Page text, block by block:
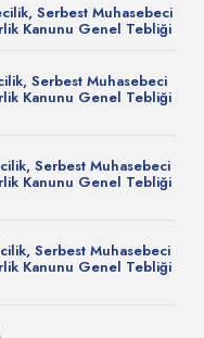
Serbest Muhasebeci
Kanunu Genel Tebliği
Serbest Muhasebeci
Kanunu Genel Tebliği
Serbest Muhasebeci
Kanunu Genel Tebliği
Serbest Muhasebeci
Kanunu Genel Tebliği